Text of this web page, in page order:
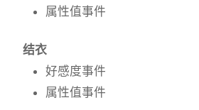
属性值事件
结衣
好感度事件
属性值事件